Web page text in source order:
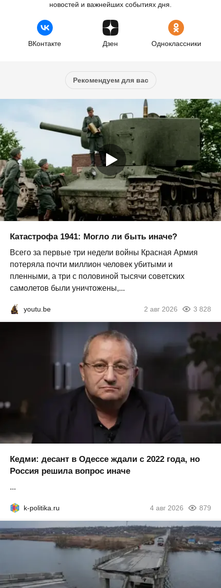
новостей и важнейших событиях дня.
ВКонтакте Дзен Одноклассники
Рекомендуем для вас
Катастрофа 1941: Могло ли быть иначе?
Всего за первые три недели войны Красная Армия
потеряла почти миллион человек убитыми и
пленными, а три с половиной тысячи советских
самолетов были уничтожены,...
youtu.be 2 авг 2026 3 828
Кедми: десант в Одессе ждали с 2022 года, но
Россия решила вопрос иначе
...
k-politika.ru 4 авг 2026 879